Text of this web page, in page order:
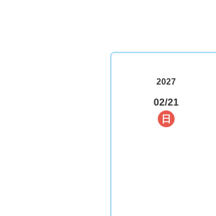
2027
02/21
日